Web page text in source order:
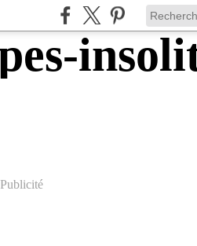
Publicité